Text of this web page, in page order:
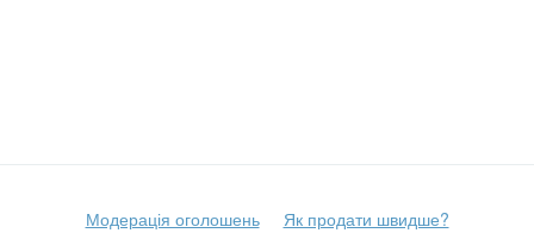
Модерація оголошень
Як продати швидше?